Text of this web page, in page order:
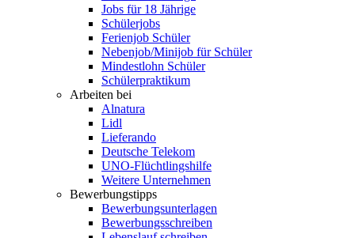
Jobs für 18 Jährige
Schülerjobs
Ferienjob Schüler
Nebenjob/Minijob für Schüler
Mindestlohn Schüler
Schülerpraktikum
Arbeiten bei
Alnatura
Lidl
Lieferando
Deutsche Telekom
UNO-Flüchtlingshilfe
Weitere Unternehmen
Bewerbungstipps
Bewerbungsunterlagen
Bewerbungsschreiben